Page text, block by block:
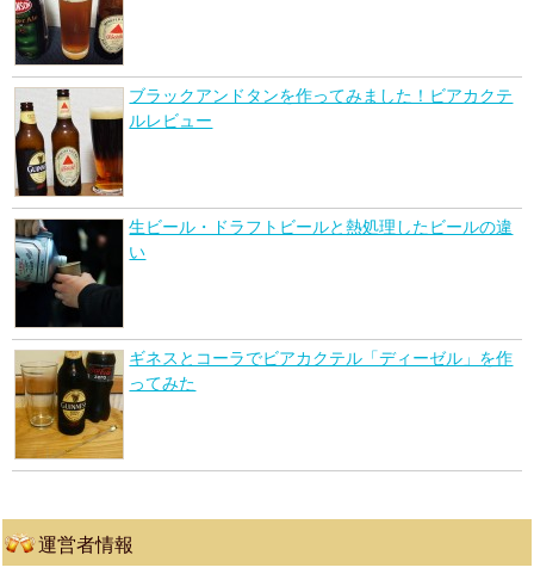
ブラックアンドタンを作ってみました！ビアカクテ
ルレビュー
生ビール・ドラフトビールと熱処理したビールの違
い
ギネスとコーラでビアカクテル「ディーゼル」を作
ってみた
運営者情報